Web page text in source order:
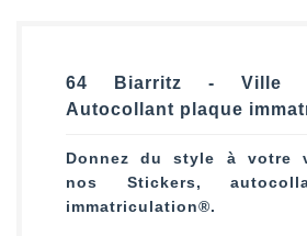
64 Biarritz - Ville
Autocollant plaque
Donnez du style à votre
nos Stickers,
immatriculation®.